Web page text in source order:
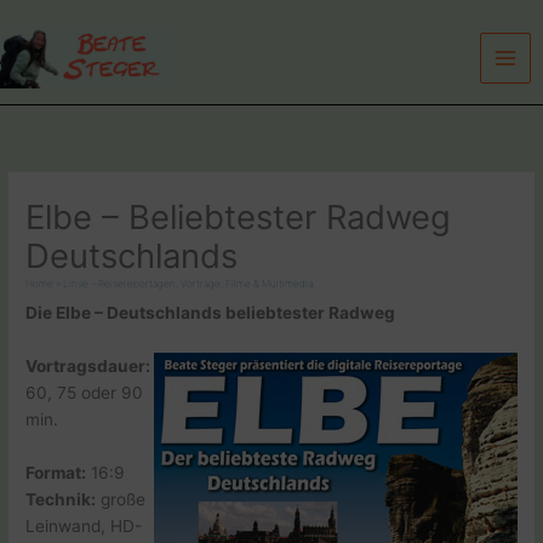
Inhalt
springen
Elbe – Beliebtester Radweg
Deutschlands
Home Linse – Reisereportagen, Vorträge, Filme & Multimedia
Die Elbe – Deutschlands beliebtester Radweg
Vortragsdauer:
60, 75 oder 90
min.
Format: 16:9
Technik: große
Leinwand, HD-